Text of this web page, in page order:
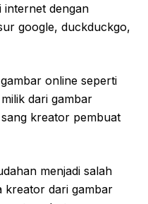
internet dengan
google, duckduckgo,
online seperti
dari gambar
kreator pembuat
menjadi salah
kreator dari gambar